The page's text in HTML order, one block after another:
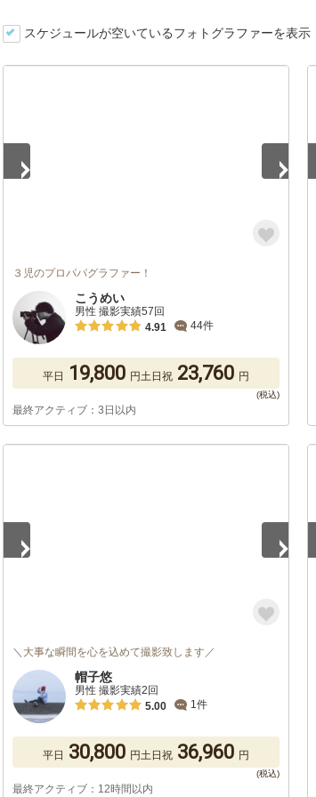
スケジュールが空いているフォトグラファーを表示
３児のプロパパグラファー！
こうめい
男性 撮影実績57回
4.91
44件
平日 19,800 円土日祝 23,760 円
最終アクティブ：3日以内
＼大事な瞬間を心を込めて撮影致します／
帽子悠
男性 撮影実績2回
5.00
1件
平日 30,800 円土日祝 36,960 円
最終アクティブ：12時間以内